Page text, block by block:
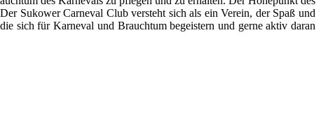
Sukower Carneval Club versteht sich als ein Verein, der Spaß und
sich für Karneval und Brauchtum begeistern und gerne aktiv daran